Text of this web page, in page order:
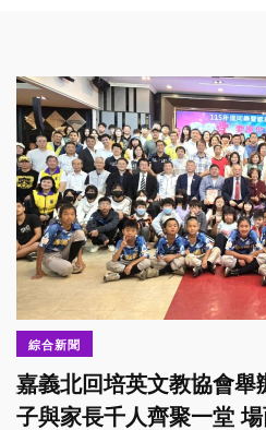
綜合新聞
嘉義北回培英文教協會舉
子與家長千人齊聚一堂